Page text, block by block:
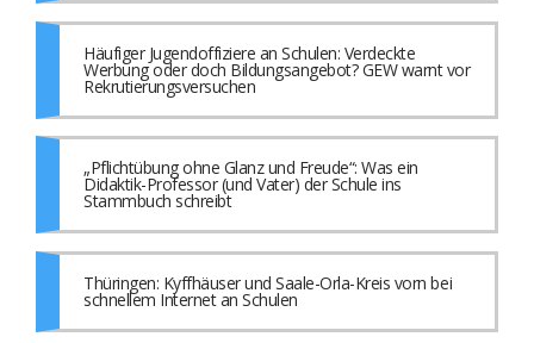
Häufiger Jugendoffiziere an Schulen: Verdeckte
Werbung oder doch Bildungsangebot? GEW warnt vor
Rekrutierungsversuchen
„Pflichtübung ohne Glanz und Freude“: Was ein
Didaktik-Professor (und Vater) der Schule ins
Stammbuch schreibt
Thüringen: Kyffhäuser und Saale-Orla-Kreis vorn bei
schnellem Internet an Schulen